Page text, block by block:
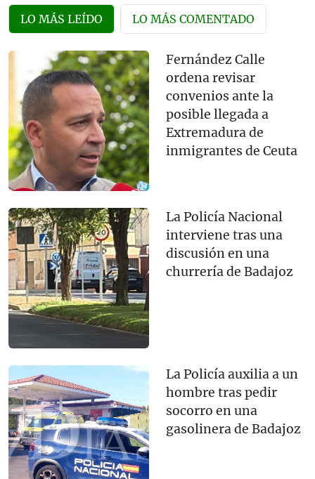
LO MÁS LEÍDO LO MÁS COMENTADO
Fernández Calle
ordena revisar
convenios ante la
posible llegada a
Extremadura de
inmigrantes de Ceuta
La Policía Nacional
interviene tras una
discusión en una
churrería de Badajoz
La Policía auxilia a un
hombre tras pedir
socorro en una
gasolinera de Badajoz